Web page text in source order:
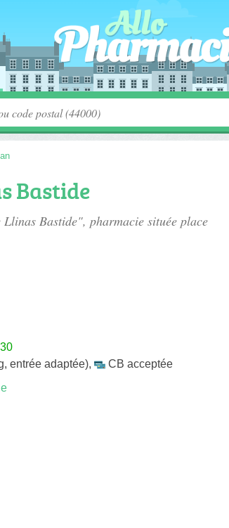
Bastide
Bastide", pharmacie située place
entrée adaptée),
CB acceptée